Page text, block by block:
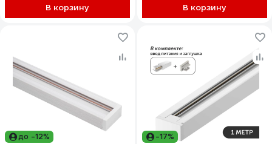
В корзину В корзину
до -12% -17%